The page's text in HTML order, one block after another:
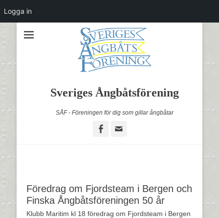
Sveriges Ångbåtsförening
SÅF - Föreningen för dig som gillar ångbåtar
Facebook
Föredrag om Fjordsteam i Bergen och
Finska Ångbåtsföreningen 50 år
Klubb Maritim kl 18 föredrag om Fjordsteam i Bergen
Logga in